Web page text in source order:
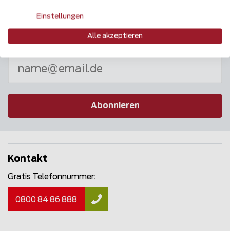
Abonnieren
Kontakt
Gratis Telefonnummer:
0800 84 86 888
Einstellungen
Alle akzeptieren